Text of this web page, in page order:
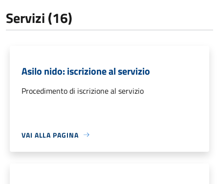
Servizi (16)
Asilo nido: iscrizione al servizio
Procedimento di iscrizione al servizio
VAI ALLA PAGINA